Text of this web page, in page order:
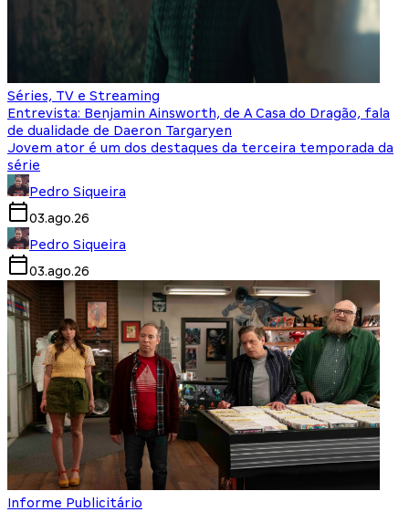
Séries, TV e Streaming
Entrevista: Benjamin Ainsworth, de A Casa do Dragão, fala
de dualidade de Daeron Targaryen
Jovem ator é um dos destaques da terceira temporada da
série
Pedro Siqueira
03.ago.26
Pedro Siqueira
03.ago.26
Informe Publicitário